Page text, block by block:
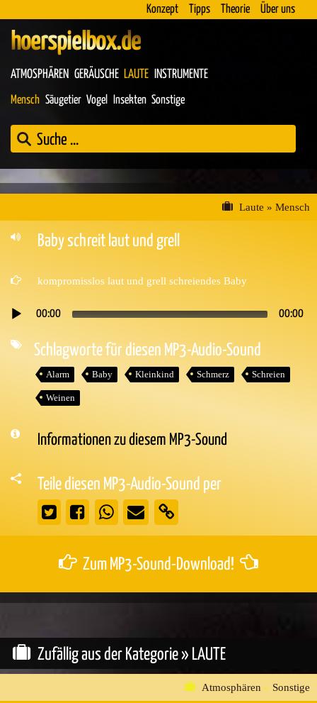
Konzept Tipps Theorie Über uns
hoerspielbox.de
ATMOSPHÄREN GERÄUSCHE LAUTE INSTRUMENTE
Mensch Säugetier Vogel Insekten Sonstige
Laute » Mensch
Baby schreit laut und grell
kompromisslos laut und grell schreiendes Baby
Audio-
00:00 00:00
Schlagworte für diesen MP3-Audio-Sound
Alarm Baby Kleinkind Schmerz Schreien
Weinen
Informationen zu diesem MP3-Sound
Teile diesen MP3-Audio-Sound per
Zum MP3-Sound-Download!
Zufällig aus der Kategorie » LAUTE
Atmosphären » Sonstige